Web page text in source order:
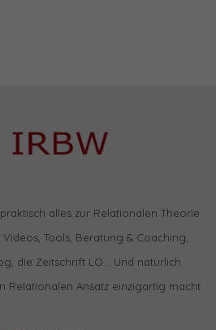
alles zur Relationalen Theorie
Videos, Tools, Beratung & Coaching,
die Zeitschrift LO… Und natürlich
Relationalen Ansatz einzigartig macht.